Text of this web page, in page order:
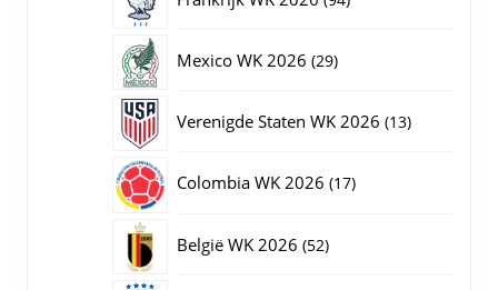
Mexico WK 2026 2929
Verenigde Staten WK 2026 1313
Colombia WK 2026 1717
België WK 2026 5252